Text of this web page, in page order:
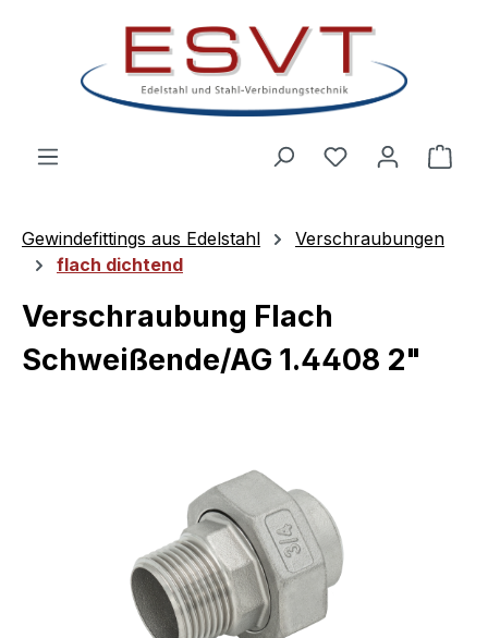
Zum Hauptinhalt springen
Gewindefittings aus Edelstahl
Verschraubungen
flach dichtend
Verschraubung Flach
Schweißende/AG 1.4408 2"